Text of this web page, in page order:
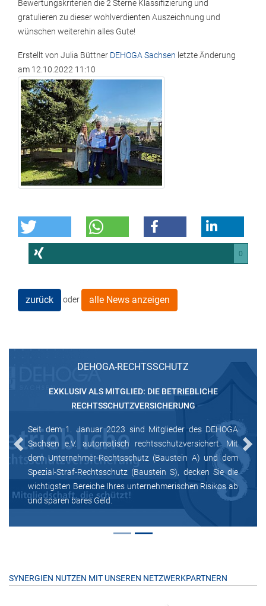
Bewertungskriterien die 2 Sterne Klassifizierung und
gratulieren zu dieser wohlverdienten Auszeichnung und
wünschen weiterehin alles Gute!
Erstellt von Julia Büttner DEHOGA Sachsen letzte Änderung
am 12.10.2022 11:10
0
zurück oder alle News anzeigen
DEHOGA-RECHTSSCHUTZ
EXKLUSIV ALS MITGLIED: DIE BETRIEBLICHE
RECHTSSCHUTZVERSICHERUNG
Seit dem 1. Januar 2023 sind Mitglieder des DEHOGA
Sachsen e.V. automatisch rechtsschutzversichert. Mit
dem Unternehmer-Rechtsschutz (Baustein A) und dem
Spezial-Straf-Rechtsschutz (Baustein S), decken Sie die
wichtigsten Bereiche Ihres unternehmerischen Risikos ab
und sparen bares Geld.
Previous Next
SYNERGIEN NUTZEN MIT UNSEREN NETZWERKPARTNERN